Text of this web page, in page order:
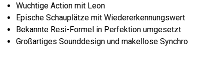
Wuchtige Action mit Leon
Epische Schauplätze mit Wiedererkennungswert
Bekannte Resi-Formel in Perfektion umgesetzt
Großartiges Sounddesign und makellose Synchro